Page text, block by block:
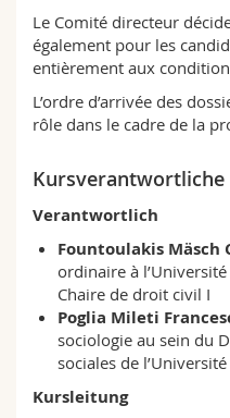
Le Comité directeur
également pour les
entièrement aux
L’ordre d’arrivée des
rôle dans le cadre de la
Kursverantwortliche
Verantwortlich
Fountoulakis Mäsch
ordinaire à
Chaire de droit civil I
Poglia Mileti
sociologie au sein du
sociales de
Kursleitung